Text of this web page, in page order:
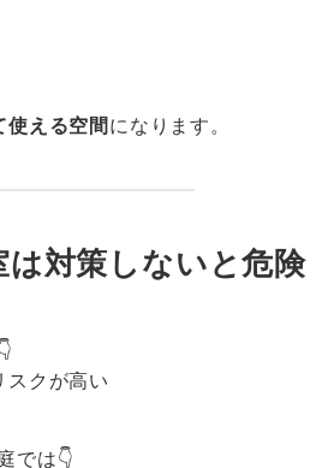
使える空間になります。
は対策しないと危険
クが高い
では👇